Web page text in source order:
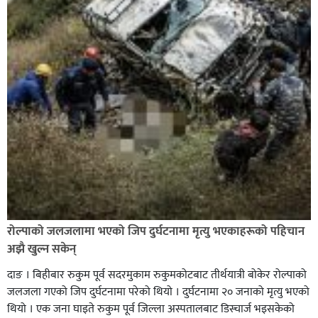
बाँके एसपी अंगुर जिसिको कमान्डमा रहेको प्रहरीले भारतबाट
भन्सार छलिका सामानहरु पक्राउ,
नेपाल प्रहरीमा जवानदेखि डिआईजीसम्म एक हजार ८४८ प्रहरीहरु
विभागीय कारवाहीमा,
रोल्पाको जलजलामा भएको जिप दुर्घटनामा मृत्यु भएकाहरूको पहिचान
अझै खुल्न सकेन्
दाङ । बिहीबार रुकुम पूर्व सदरमुकाम रुकुमकोटबाट तीर्थयात्री बोकेर रोल्पाको
जलजला गएको जिप दुर्घटनामा परेको थियो । दुर्घटनामा २० जनाको मृत्यु भएको
थियो । एक जना घाइते रुकुम पूर्व जिल्ला अस्पतालबाट डिस्चार्ज भइसकेको